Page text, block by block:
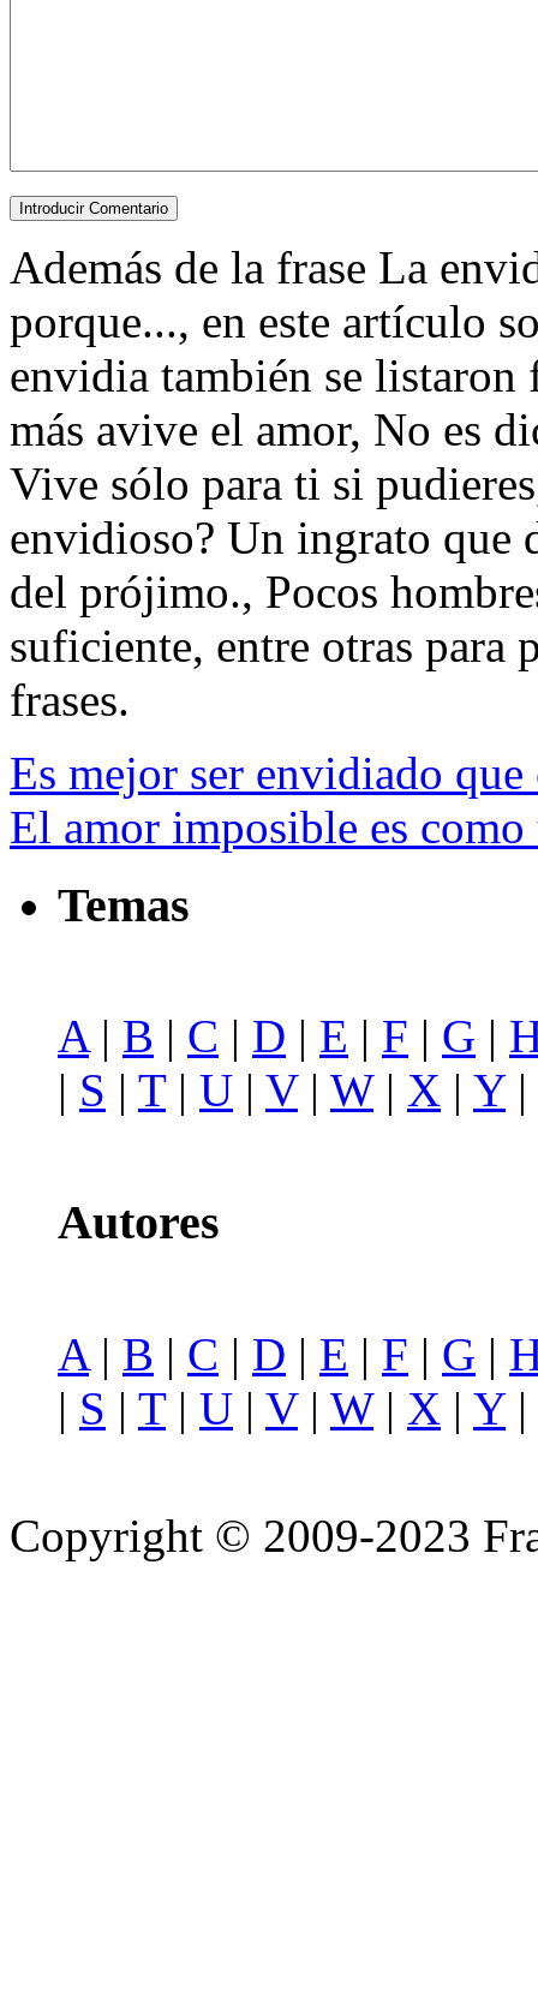
Además de la frase La
porque..., en este artículo
envidia también se listaron
más avive el amor, No es
Vive sólo para ti si
envidioso? Un ingrato que
del prójimo., Pocos
suficiente, entre otras para
frases.
Es mejor ser envidiado
El amor imposible es como
Temas
A| B | C | D | E | F | G |
| S | T| U | V| W| X | Y|
Autores
A| B | C | D | E | F | G |
| S | T| U | V| W| X | Y|
Copyright © 2009-2023